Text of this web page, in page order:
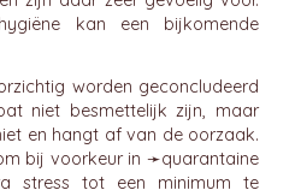
kan een bijkomende
worden geconcludeerd
niet besmettelijk zijn, maar
en hangt af van de oorzaak.
bij voorkeur in ➛quarantaine
stress tot een minimum te